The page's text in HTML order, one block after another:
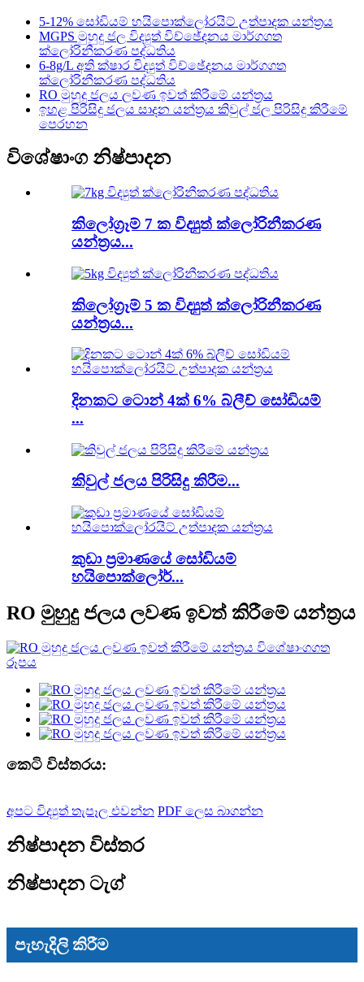
5-12% සෝඩියම් හයිපොක්ලෝරයිට් උත්පාදක යන්ත්‍රය
MGPS මුහුදු ජල විද්‍යුත් විච්ඡේදනය මාර්ගගත
ක්ලෝරිනීකරණ පද්ධතිය
6-8g/L අති ක්ෂාර විද්‍යුත් විච්ඡේදනය මාර්ගගත
ක්ලෝරිනීකරණ පද්ධතිය
RO මුහුදු ජලය ලවණ ඉවත් කිරීමේ යන්ත්‍රය
ඉහළ පිරිසිදු ජලය සාදන යන්ත්‍රය කිවුල් ජල පිරිසිදු කිරීමේ
පෙරහන
විශේෂාංග නිෂ්පාදන
කිලෝග්‍රෑම් 7 ක විද්‍යුත් ක්ලෝරිනීකරණ
යන්ත්‍රය...
කිලෝග්‍රෑම් 5 ක විද්‍යුත් ක්ලෝරිනීකරණ
යන්ත්‍රය...
දිනකට ටොන් 4ක් 6% බ්ලීච් සෝඩියම්
...
කිවුල් ජලය පිරිසිදු කිරීම...
කුඩා ප්‍රමාණයේ සෝඩියම්
හයිපොක්ලෝර්...
RO මුහුදු ජලය ලවණ ඉවත් කිරීමේ යන්ත්‍රය
කෙටි විස්තරය:
අපට විද්‍යුත් තැපෑල එවන්න PDF ලෙස බාගන්න
නිෂ්පාදන විස්තර
නිෂ්පාදන ටැග්
පැහැදිලි කිරීම